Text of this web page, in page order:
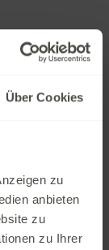
Über Cookies
zu
anbieten
zu
zu Ihrer